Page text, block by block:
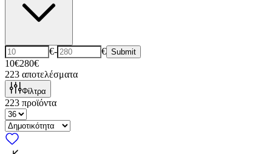
€- € Submit
10€280€
223 αποτελέσματα
Φίλτρα
223 προϊόντα